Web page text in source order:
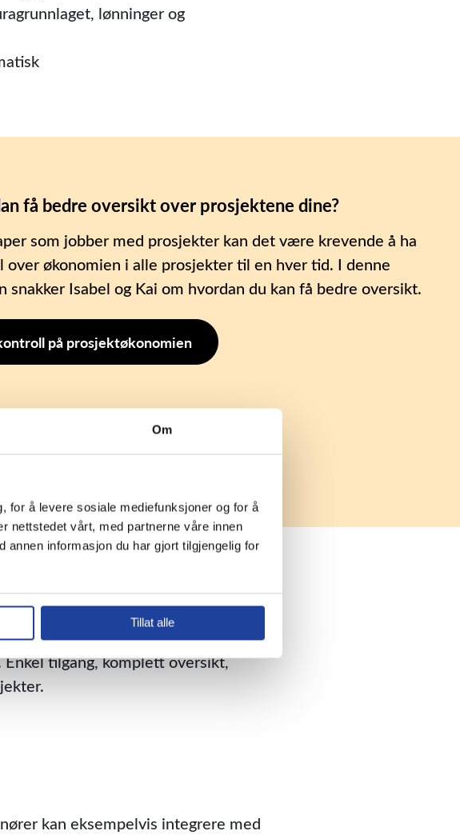
Om
for å levere sosiale mediefunksjoner og for å
nettstedet vårt, med partnerne våre innen
annen informasjon du har gjort tilgjengelig for
Tillat alle
lønninger og
få bedre oversikt over prosjektene dine?
som jobber med prosjekter kan det være krevende å ha
over økonomien i alle prosjekter til en hver tid. I denne
snakker Isabel og Kai om hvordan du kan få bedre oversikt.
på prosjektøkonomien
når som helst
som helst og når som helst på
tilgang, komplett oversikt,
kan eksempelvis integrere med